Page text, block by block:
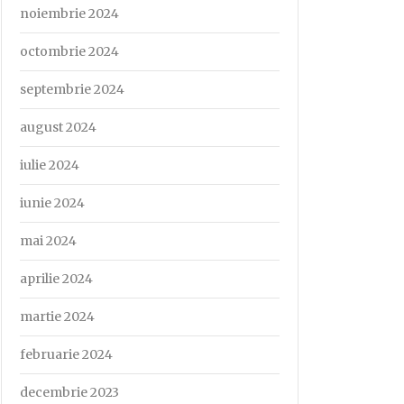
noiembrie 2024
octombrie 2024
septembrie 2024
august 2024
iulie 2024
iunie 2024
mai 2024
aprilie 2024
martie 2024
februarie 2024
decembrie 2023